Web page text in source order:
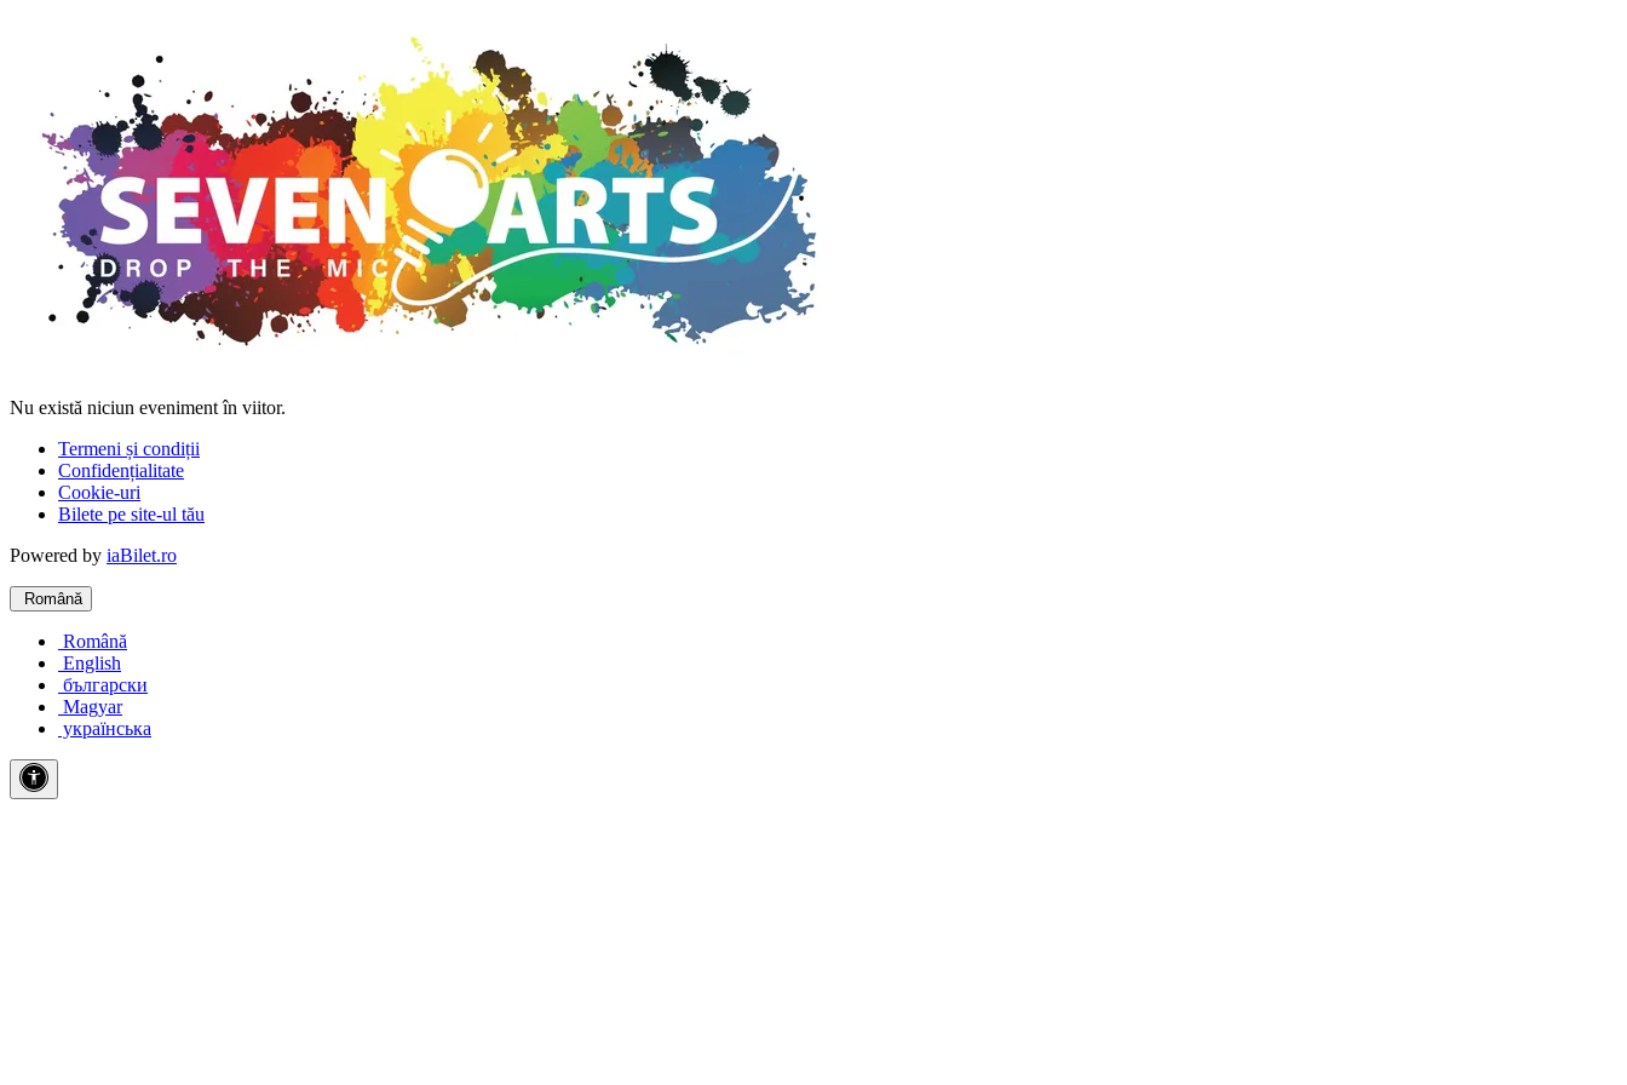
Nu există niciun eveniment în viitor.
Termeni și condiții
Confidențialitate
Cookie-uri
Bilete pe site-ul tău
Powered by iaBilet.ro
Română
Română
English
български
Magyar
українська